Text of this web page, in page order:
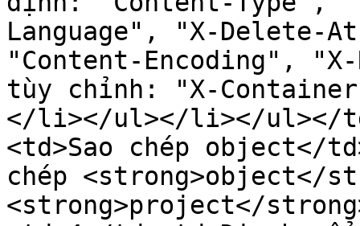
Language", "X-Delete-
"Content-Encoding",
tùy chỉnh: "X-
</li></ul></li></ul></
<td>Sao chép object</
chép <strong>object</
<strong>project</